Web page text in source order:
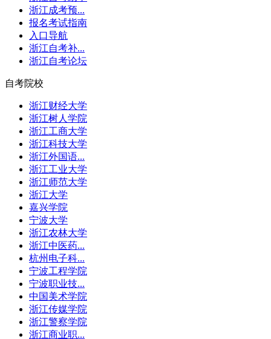
浙江成考预...
报名考试指南
入口导航
浙江自考补...
浙江自考论坛
自考院校
浙江财经大学
浙江树人学院
浙江工商大学
浙江科技大学
浙江外国语...
浙江工业大学
浙江师范大学
浙江大学
嘉兴学院
宁波大学
浙江农林大学
浙江中医药...
杭州电子科...
宁波工程学院
宁波职业技...
中国美术学院
浙江传媒学院
浙江警察学院
浙江商业职...